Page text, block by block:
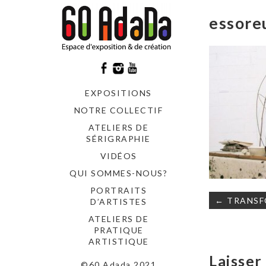
EXPOSITIONS
NOTRE COLLECTIF
ATELIERS DE
SÉRIGRAPHIE
VIDÉOS
QUI SOMMES-NOUS?
PORTRAITS
D’ARTISTES
ATELIERS DE
PRATIQUE
ARTISTIQUE
de
←